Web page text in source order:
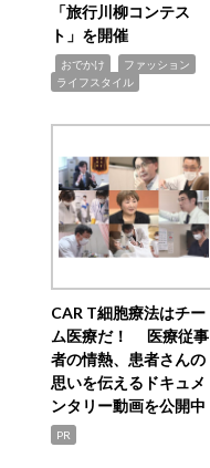
「旅行川柳コンテス
ト」を開催
おでかけ ファッション
ライフスタイル
CAR T細胞療法はチー
ム医療だ！ 医療従事
者の情熱、患者さんの
思いを伝えるドキュメ
ンタリー動画を公開中
PR